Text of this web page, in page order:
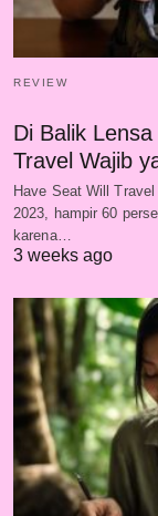
REVIEW
Di Balik
Travel Wajib
Have Seat Will
2023, hampir 60
karena…
3 weeks ago